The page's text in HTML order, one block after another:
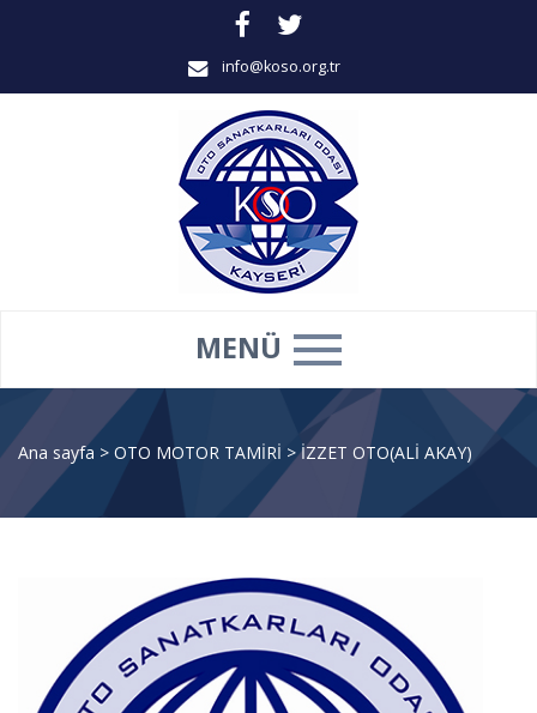
info@koso.org.tr
MENÜ
Ana sayfa > OTO MOTOR TAMİRİ >İZZET OTO(ALİ AKAY)